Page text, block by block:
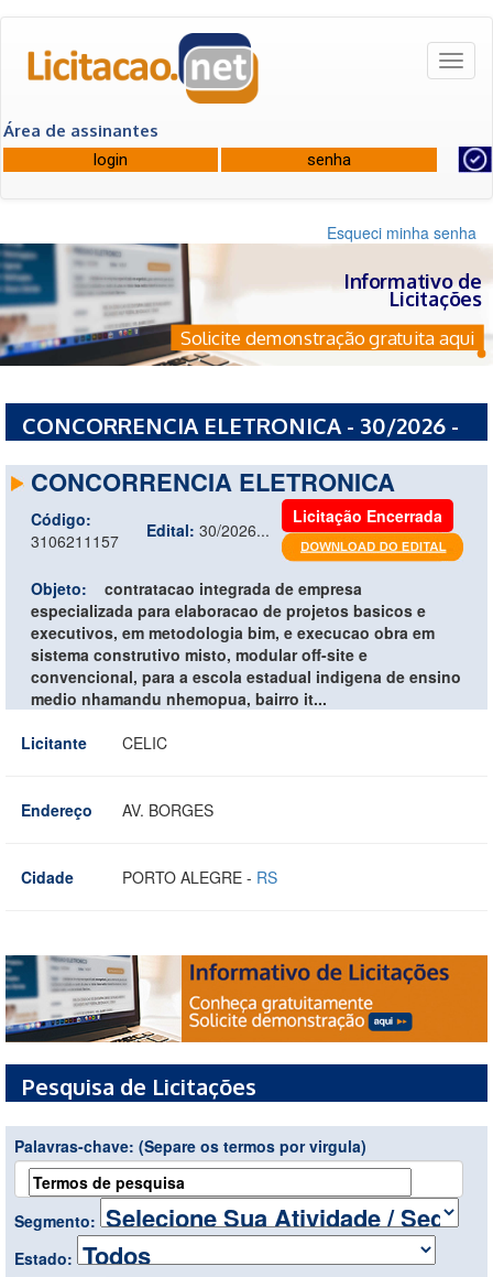
Área de assinantes
Esqueci minha senha
Informativo de
Licitações
Solicite demonstração gratuita aqui
CONCORRENCIA ELETRONICA - 30/2026 -
CONCORRENCIA ELETRONICA
Código:
3106211157
Edital: 30/2026...
Licitação Encerrada
Objeto:
contratacao integrada de empresa
especializada para elaboracao de projetos basicos e
executivos, em metodologia bim, e execucao obra em
sistema construtivo misto, modular off-site e
convencional, para a escola estadual indigena de ensino
medio nhamandu nhemopua, bairro it...
Licitante
CELIC
Endereço AV. BORGES
Cidade PORTO ALEGRE - RS
Pesquisa de Licitações
Palavras-chave: (Separe os termos por virgula)
Segmento:
Estado: